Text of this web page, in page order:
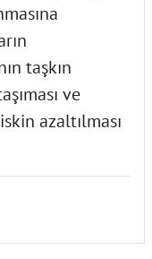
taşkın
ve
azaltılması